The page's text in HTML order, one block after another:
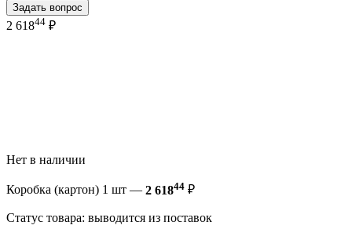
Задать вопрос
2 61844 ₽
Нет в наличии
Коробка (картон) 1 шт — 2 61844 ₽
Статус товара: выводится из поставок